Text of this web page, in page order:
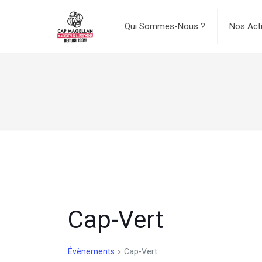
Qui Sommes-Nous ? Nos
Cap-Vert
Évènements Cap-Vert